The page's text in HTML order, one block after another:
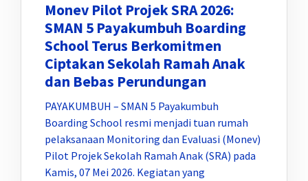
Monev Pilot Projek SRA 2026:
SMAN 5 Payakumbuh Boarding
School Terus Berkomitmen
Ciptakan Sekolah Ramah Anak
dan Bebas Perundungan
PAYAKUMBUH – SMAN 5 Payakumbuh
Boarding School resmi menjadi tuan rumah
pelaksanaan Monitoring dan Evaluasi (Monev)
Pilot Projek Sekolah Ramah Anak (SRA) pada
Kamis, 07 Mei 2026. Kegiatan yang